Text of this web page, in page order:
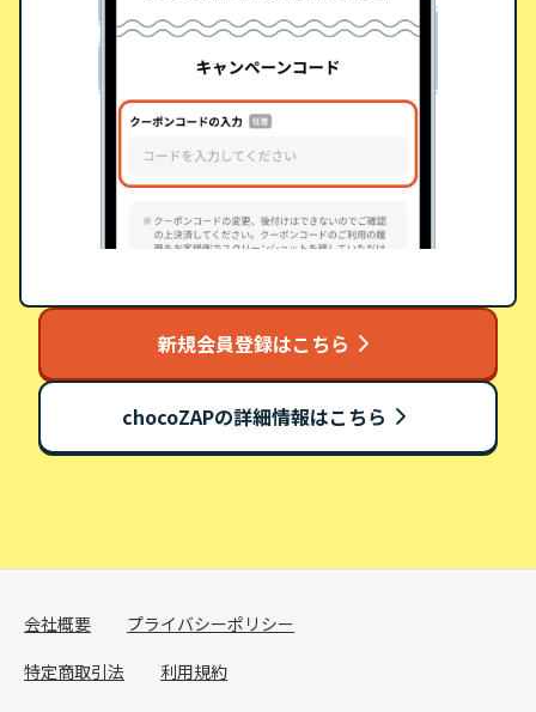
新規会員登録はこちら
chocoZAPの詳細情報はこちら
会社概要
プライバシーポリシー
特定商取引法
利用規約